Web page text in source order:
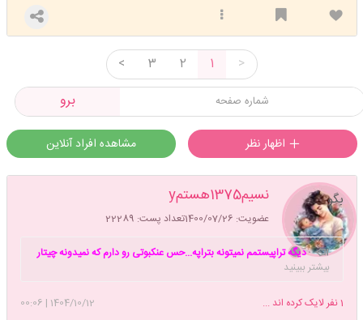
>
1
2
3
<
برو
مشاهده افراد آنلاین
نسیم1375هستمy
عضویت: 1400/07/26 تعداد پست: 22289
بگو
دیگه تراپیستمم نمیتونه بتراپه...حس عنکبوتی رو دارم که نمیدونه چیتار
کنه..
بیشتر ببینید
1404/10/12
|
00:06 1نفر لایک کرده اند ...